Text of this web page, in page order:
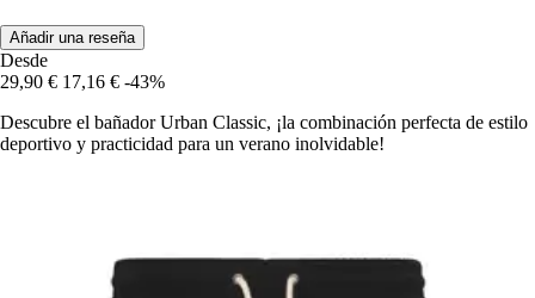
Añadir una reseña
Desde
29,90 € 17,16 € -43%
Descubre el bañador Urban Classic, ¡la combinación perfecta de estilo
deportivo y practicidad para un verano inolvidable!